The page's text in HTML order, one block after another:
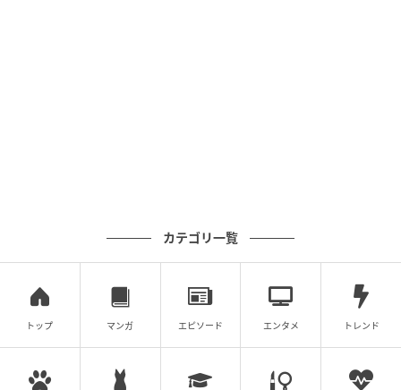
まれのひょうきん者の息子と、2021年生まれの娘と暮
らすパート主婦。忙しい中にも家族の時間を大切にし
たいと思いながら暮らしている。
イラスト：おみき
カテゴリ一覧
トップ マンガ エピソード エンタメ トレンド